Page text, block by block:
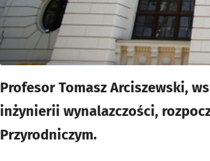
Profesor Tomasz Arciszewski,
inżynierii wynalazczości,
Przyrodniczym.